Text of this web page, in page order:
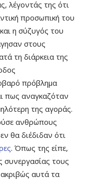
λέγοντάς της ότι
προσωπική του
η σύζυγός του
στους
τη διάρκεια της
πρόβλημα
πως αναγκαζόταν
της αγοράς.
ανθρώπους
θα διέδιδαν ότι
. Όπως της είπε,
συνεργασίας τους
αυτά τα